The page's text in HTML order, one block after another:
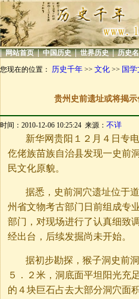
| 网站首页 | 中国历史 | 世界历史 | 历史
您现在的位置： 历史千年 >> 文化 >> 国
贵州史前遗址或将揭
时间：2010-12-06 10:25:24 来源： 不详
新华网贵阳１２月４日专
仡佬族苗族自治县发现一史前
民文化原貌。
据悉，史前洞穴遗址位于
州省文物考古部门日前组成专
部门，对现场进行了认真细致
经出台，后续发掘尚未开始。
据初步勘探，猴子洞史前
５．２米，洞底面平坦阳光充
的４块巨石占去大部分洞穴面